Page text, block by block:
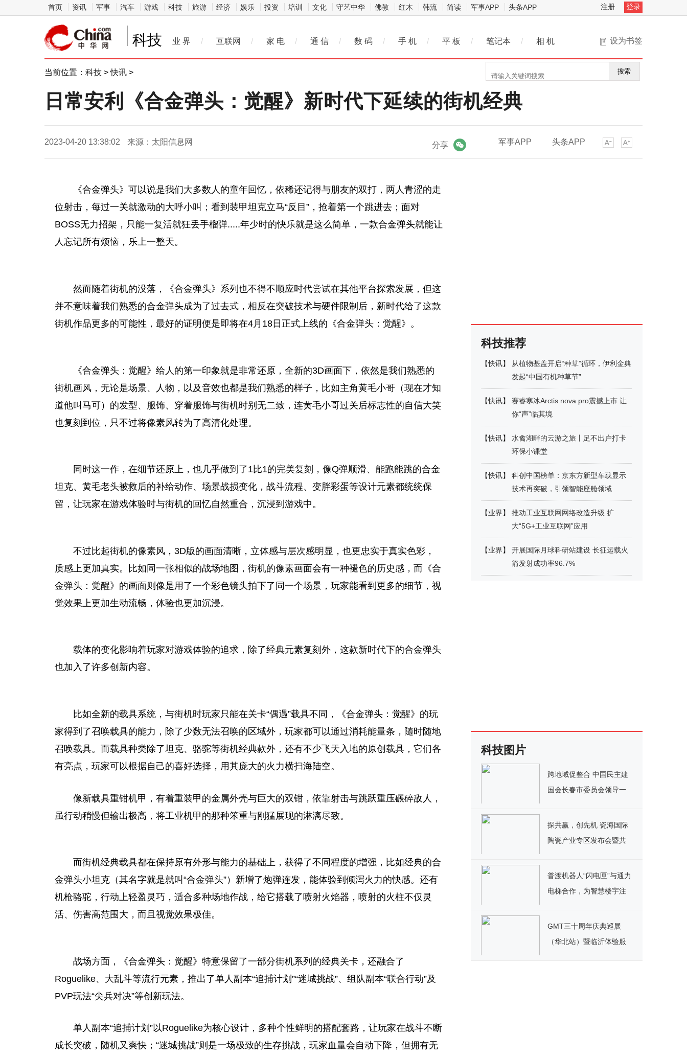
首页 资讯 军事 汽车 游戏 科技 旅游 经济 娱乐 投资 培训 文化 守艺中华 佛教 红木 韩流 简读 军事APP 头条APP 注册 登录
科技 设为书签
业 界 / 互联网 / 家 电 / 通 信 / 数 码 / 手 机 / 平 板 / 笔记本 / 相 机
当前位置： 科技 >快讯 > 搜索
日常安利《合金弹头：觉醒》新时代下延续的街机经典
2023-04-20 13:38:02 来源：太阳信息网 军事APP 头条APP
分享
《合金弹头》可以说是我们大多数人的童年回忆，依稀还记得与朋友的双打，两人青涩的走
位射击，每过一关就激动的大呼小叫；看到装甲坦克立马“反目”，抢着第一个跳进去；面对
BOSS无力招架，只能一复活就狂丢手榴弹.....年少时的快乐就是这么简单，一款合金弹头就能让
人忘记所有烦恼，乐上一整天。
然而随着街机的没落，《合金弹头》系列也不得不顺应时代尝试在其他平台探索发展，但这
并不意味着我们熟悉的合金弹头成为了过去式，相反在突破技术与硬件限制后， 新时代给了这款
街机作品更多的可能性 ，最好的证明便是即将在4月18日正式上线的《合金弹头：觉醒》。
《合金弹头：觉醒》给人的第一印象就是非常还原，全新的3D画面下，依然是我们熟悉的
街机画风，无论是场景、人物，以及音效也都是我们熟悉的样子，比如主角黄毛小哥（现在才知
道他叫马可）的发型、服饰、穿着服饰与街机时别无二致，连黄毛小哥过关后标志性的自信大笑
也复刻 到位，只不过将像素风转为了高清化处理。
同时这一作，在细节还原上，也几乎做到了1比1的完美复刻 ，像Q弹顺滑、能跑能跳的合金
坦克、黄毛老头被救后的补给动作、场景战损变化，战斗流程、变胖彩蛋等设计元素都统统保
留，让玩家在游戏体验时与街机的回忆自然重合，沉浸到游戏中。
不过比起街机的像素风，3D版的画面清晰，立体感与层次感明显，也更忠实于真实色彩，
质感上更加真实。比如同一张相似的战场地图，街机的像素画面会有一种褪色的历史感，而《合
金弹头：觉醒》的画面则像是用了一个彩色镜头拍下了同一个场景， 玩家能看到更多的细节，视
觉效果 上更加生动流畅，体验也更加沉浸。
载体的变化影响着玩家对游戏体验的追求，除了经典元素复刻 外，这款新时代下的合金弹头
也加入了许多创新内容。
比如全新的载具系统，与街机时玩家 只能在关卡“偶遇”载具不同，《合金弹头：觉醒》的玩
家得到了召唤载具的能力，除了少数无法召唤的区域外， 玩家都可以通过消耗能量条，随时随地
召唤载具。而载具种类除了坦克、骆驼等街机经典款外，还有不少飞天入地的原创载具，它们各
有亮点， 玩家可以根据自己的喜好选择，用其庞大的火力横扫海陆空。
像新载具重钳机甲，有着重装甲的金属外壳与巨大的双钳，依靠射击与跳跃重压碾碎敌人，
虽行动稍慢但输出极高，将工业机甲的那种笨重与刚猛展现的淋漓尽致。
而街机经典载具都在保持原有外形与能力的基础上，获得了不同程度的增强，比如经典的合
金弹头小坦克（其名字就是就叫“合金弹头”）新增了炮弹连发，能体验到倾泻火力的快感。还有
机枪骆驼，行动上轻盈灵巧，适合多种场地作战，给它搭载了喷射火焰器，喷射的火柱不仅灵
活、伤害高范围大，而且视觉效果极佳。
战场方面，《合金弹头：觉醒》特意保留了一部分街机系列的经典关卡，还融合了
Roguelike、大乱斗等流行元素，推出了单人副本“追捕计划”“迷城挑战”、组队副本“联合行动”及
PVP玩法“尖兵对决”等创新玩法。
单人副本“追捕计划”以Roguelike为核心设计 ， 多种个性鲜明的搭配套路，让玩家在战斗不断
成长突破，随机又爽快；“迷城挑战”则是一场极致的生存挑战， 玩家血量会自动下降，但拥有无
科技推荐
【快讯】
从植物基盖开启“种草”循环，伊利金典
发起“中国有机种草节”
【快讯】
赛睿寒冰Arctis nova pro震撼上市 让
你“声”临其境
【快讯】
水禽湖畔的云游之旅丨足不出户打卡
环保小课堂
【快讯】
科创中国榜单：京东方新型车载显示
技术再突破，引领智能座舱领域
【业界】
推动工业互联网网络改造升级 扩
大“5G+工业互联网”应用
【业界】
开展国际月球科研站建设 长征运载火
箭发射成功率96.7%
科技图片
跨地域促整合 中国民主建
国会长春市委员会领导一
探共赢，创先机 瓷海国际
陶瓷产业专区发布会暨共
满举办
普渡机器人“闪电匣”与通力
电梯合作，为智慧楼宇注
GMT三十周年庆典巡展
（华北站）暨临沂体验服